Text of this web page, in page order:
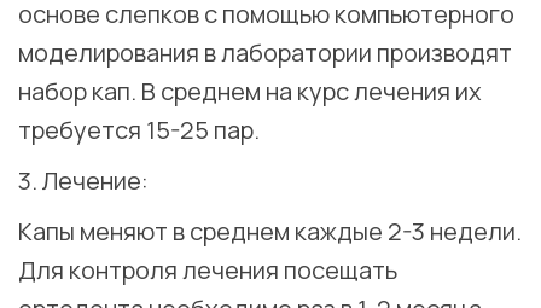
основе слепков с помощью компьютерного
моделирования в лаборатории производят
набор кап. В среднем на курс лечения их
требуется 15-25 пар.
3. Лечение:
Капы меняют в среднем каждые 2-3 недели.
Для контроля лечения посещать